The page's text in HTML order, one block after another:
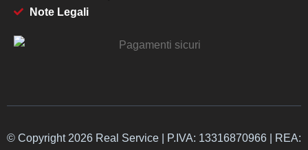
Note Legali
© Copyright 2026 Real Service | P.IVA: 13316870966 | REA: